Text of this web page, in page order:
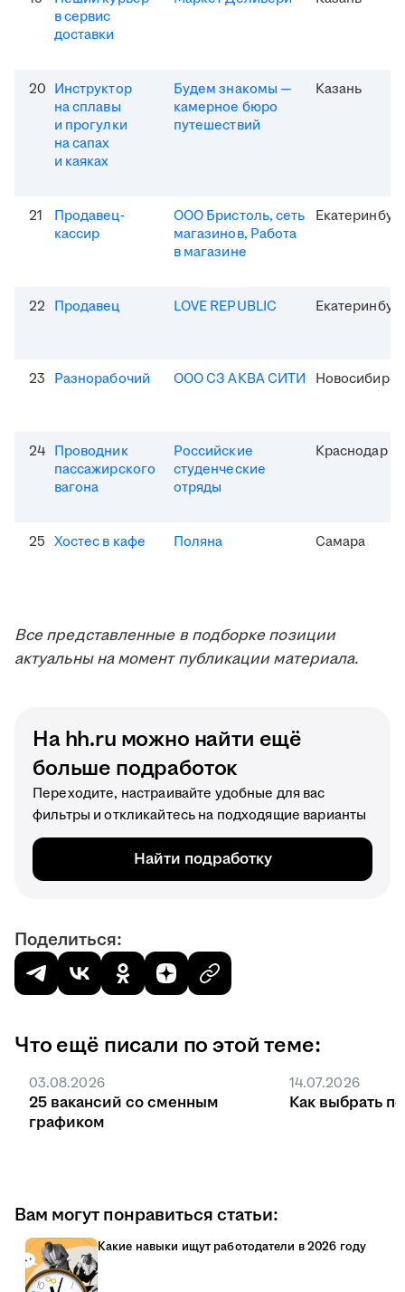
в сервис
доставки
20 Инструктор
на сплавы
и прогулки
на сапах
и каяках
Будем знакомы —
камерное бюро
путешествий
Казань
21
Продавец-
кассир
ООО Бристоль, сеть
магазинов, Работа
в магазине
22 Продавец LOVE REPUBLIC
23 Разнорабочий ООО СЗ АКВА СИТИ Новосибирск
24 Проводник
пассажирского
вагона
Российские
студенческие
отряды
Краснодар
25 Хостес в кафе Поляна Самара
Все представленные в подборке позиции
актуальны на момент публикации материала.
На hh.ru можно найти ещё
больше подработок
Переходите, настраивайте удобные для вас
фильтры и откликайтесь на подходящие варианты
Найти подработку
Поделиться:
Что ещё писали по этой теме:
03.08.2026
25 вакансий со сменным
графиком
14.07.2026
Как выбрать
Вам могут понравиться статьи:
Какие навыки ищут работодатели в 2026 году